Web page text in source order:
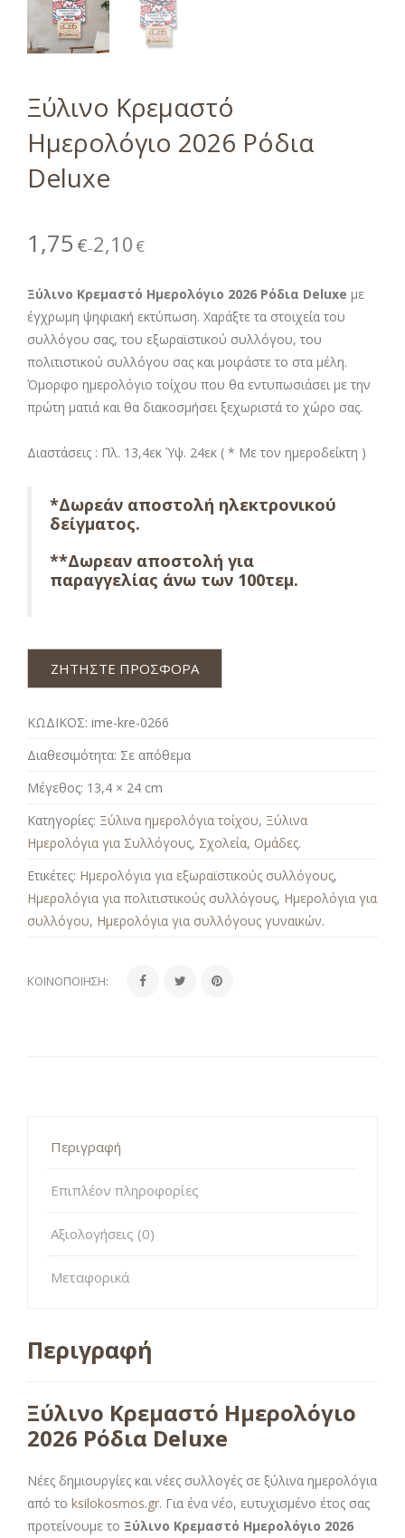
Ξύλινο Κρεμαστό
Ημερολόγιο 2026 Ρόδια
Deluxe
1,75 €–2,10 €
Ξύλινο Κρεμαστό Ημερολόγιο 2026 Ρόδια Deluxe με
έγχρωμη ψηφιακή εκτύπωση. Χαράξτε τα στοιχεία του
συλλόγου σας, του εξωραϊστικού συλλόγου, του
πολιτιστικού συλλόγου σας και μοιράστε το στα μέλη.
Όμορφο ημερολόγιο τοίχου που θα εντυπωσιάσει με την
πρώτη ματιά και θα διακοσμήσει ξεχωριστά το χώρο σας.
Διαστάσεις : Πλ. 13,4εκ Ύψ. 24εκ ( * Με τον ημεροδείκτη )
*Δωρεάν αποστολή ηλεκτρονικού
δείγματος.
**Δωρεαν αποστολή για
παραγγελίας άνω των 100τεμ.
ΖΗΤΗΣΤΕ ΠΡΟΣΦΟΡΑ
ΚΩΔΙΚΟΣ: ime-kre-0266
Διαθεσιμότητα: Σε απόθεμα
Μέγεθος: 13,4 × 24 cm
Κατηγορίες: Ξύλινα ημερολόγια τοίχου, Ξύλινα
Ημερολόγια για Συλλόγους, Σχολεία, Ομάδες.
Ετικέτες: Ημερολόγια για εξωραϊστικούς συλλόγους,
Ημερολόγια για πολιτιστικούς συλλόγους, Ημερολόγια για
συλλόγου, Ημερολόγια για συλλόγους γυναικών.
ΚΟΙΝΟΠΟΊΗΣΗ:
Περιγραφή
Επιπλέον πληροφορίες
Αξιολογήσεις (0)
Μεταφορικά
Περιγραφή
Ξύλινο Κρεμαστό Ημερολόγιο
2026 Ρόδια Deluxe
Νέες δημιουργίες και νέες συλλογές σε ξύλινα ημερολόγια
από το ksilokosmos.gr. Για ένα νέο, ευτυχισμένο έτος σας
προτείνουμε το Ξύλινο Κρεμαστό Ημερολόγιο 2026